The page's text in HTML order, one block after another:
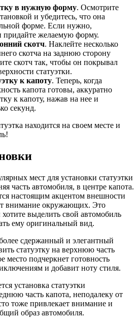
в нужную форму. Осмотрите
и убедитесь, что она
форме. Если нужно,
придайте желаемую форму.
скотч. Наклейте несколько
скотча на заднюю сторону
скотч так, чтобы он покрывал
статуэтки.
к капоту. Теперь, когда
капота готовы, аккуратно
к капоту, нажав на нее и
секунд.
находится на своем месте и
мест для установки статуэтки
часть автомобиля, в центре капота.
настоящим акцентом внешности
внимание окружающих. Это
выделить свой автомобиль
ему оригинальный вид.
сдержанный и элегантный
статуэтку на верхнюю часть
место подчеркнет готовность
и добавит ноту стиля.
установка статуэтки
часть капота, неподалеку от
тоже привлекает внимание и
образ автомобиля.